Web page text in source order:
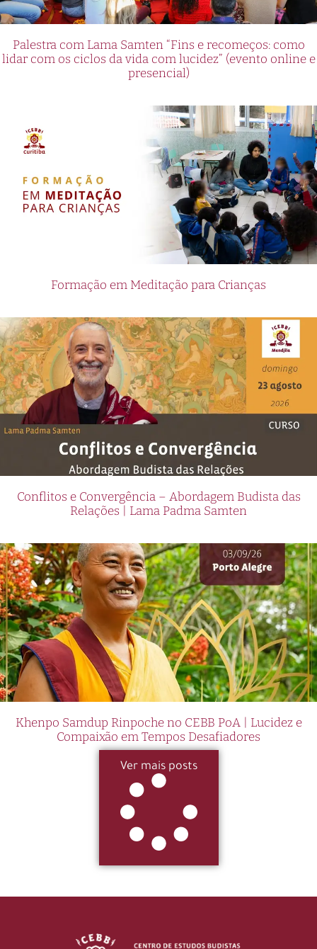
Palestra com Lama Samten “Fins e recomeços: como
lidar com os ciclos da vida com lucidez” (evento online e
presencial)
Formação em Meditação para Crianças
Conflitos e Convergência – Abordagem Budista das
Relações | Lama Padma Samten
Khenpo Samdup Rinpoche no CEBB PoA | Lucidez e
Compaixão em Tempos Desafiadores
Ver mais posts